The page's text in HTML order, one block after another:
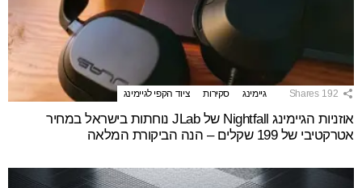
192
Shares גיימינג סקירות ציוד הקפי לגיימינג
אוזניות הגיימינג Nightfall של JLab נוחתות בישראל במחיר
אטרקטיבי של 199 שקלים – הנה הביקורת המלאה